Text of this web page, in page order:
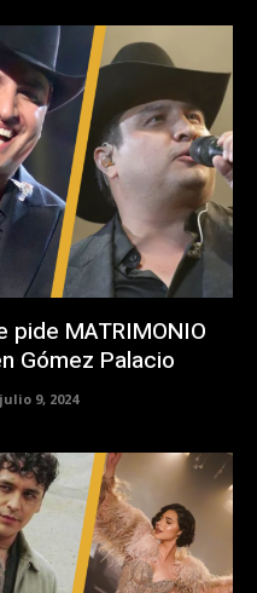
pide MATRIMONIO
Gómez Palacio
julio 9, 2024